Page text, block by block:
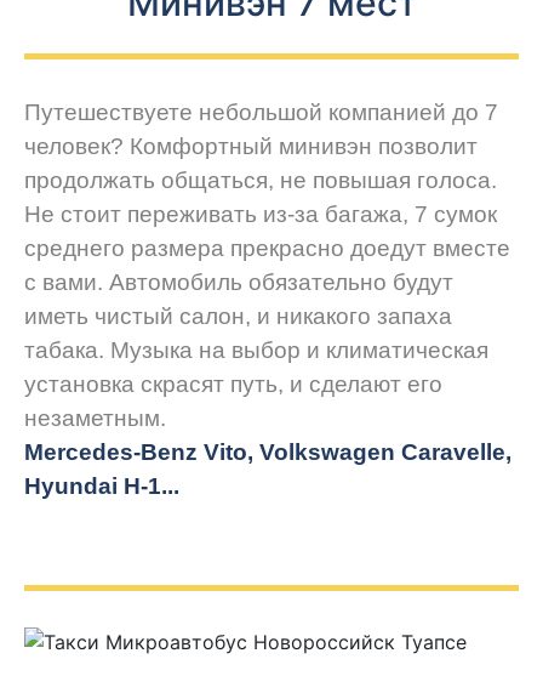
Путешествуете небольшой компанией до 7
человек? Комфортный минивэн позволит
продолжать общаться, не повышая голоса.
Не стоит переживать из-за багажа, 7 сумок
среднего размера прекрасно доедут вместе
с вами. Автомобиль обязательно будут
иметь чистый салон, и никакого запаха
табака. Музыка на выбор и климатическая
установка скрасят путь, и сделают его
незаметным.
Mercedes-Benz Vito, Volkswagen Caravelle,
Hyundai H-1...